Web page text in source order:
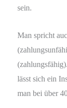
sein.
Man spricht
lässt sich ein
man bei über